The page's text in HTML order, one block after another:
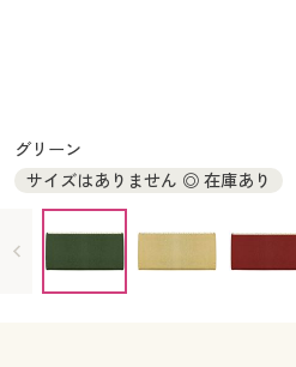
大きいサイズ 事務・制服
カタログ・チラシからのご注文
デジタルカタログ
カタログ無料プレゼント
カタログ無料プレゼント
グリーン
サイズはありません ◎ 在庫あり